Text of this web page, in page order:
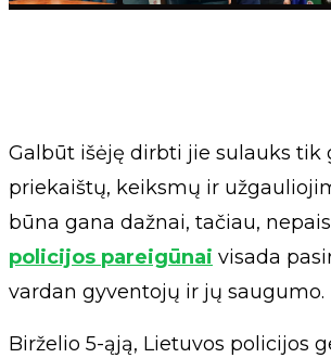
Galbūt išėję dirbti jie sulauks tik
priekaištų, keiksmų ir
būna gana dažnai, tačiau,
policijos pareigūnai visada
vardan gyventojų ir jų saugumo.
Birželio 5-ąją, Lietuvos policijos